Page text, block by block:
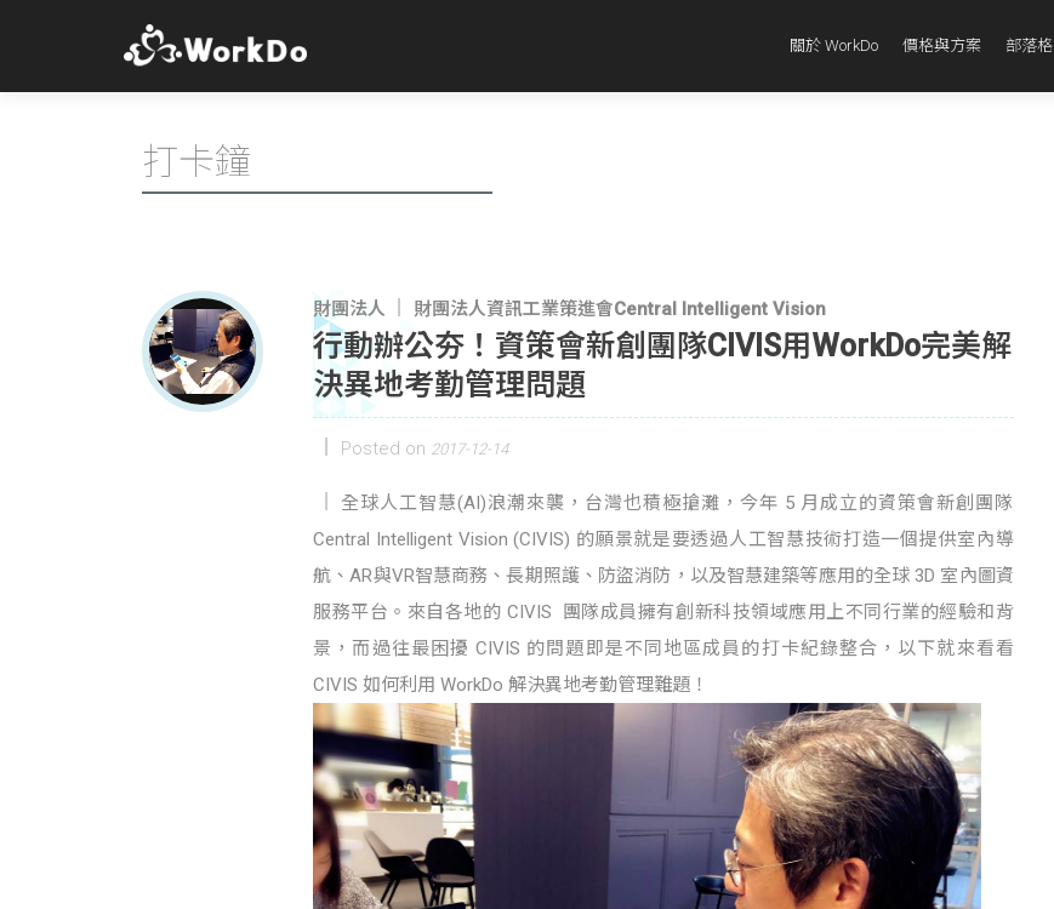
關於 WorkDo 價格與方案 部落格
打卡鐘
財團法人 財團法人資訊工業策進會Central Intelligent Vision
行動辦公夯！資策會新創團隊CIVIS用WorkDo完美解
決異地考勤管理問題
Posted on 2017-12-14
全球人工智慧(AI)浪潮來襲，台灣也積極搶灘，今年 5 月成立的資策會新創團隊
Central Intelligent Vision (CIVIS) 的願景就是要透過人工智慧技術打造一個提供室內導
航、AR與VR智慧商務、長期照護、防盜消防，以及智慧建築等應用的全球 3D 室內圖資
服務平台。來自各地的 CIVIS 團隊成員擁有創新科技領域應用上不同行業的經驗和背
景，而過往最困擾 CIVIS 的問題即是不同地區成員的打卡紀錄整合，以下就來看看
CIVIS 如何利用 WorkDo 解決異地考勤管理難題！